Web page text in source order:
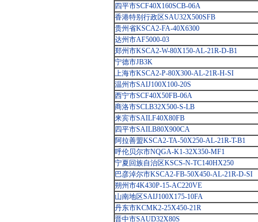
四平市SCF40X160SCB-06A
香港特别行政区SAU32X500SFB
贵州省KSCA2-FA-40X6300
达州市AF5000-03
郑州市KSCA2-W-80X150-AL-21R-D-B1
宁德市JB3K
上海市KSCA2-P-80X300-AL-21R-H-SI
温州市SAIJ100X100-20S
西宁市SCF40X50FB-06A
商洛市SCLB32X500-S-LB
来宾市SAILF40X80FB
四平市SAILB80X900CA
阿拉善盟KSCA2-TA-50X250-AL-21R-T-B1
呼伦贝尔市NQGA-K1-32X350-MF1
宁夏回族自治区KSCS-N-TC140HX250
巴彦淖尔市KSCA2-FB-50X450-AL-21R-D-SI
朔州市4K430P-15-AC220VE
山南地区SAIJ100X175-10FA
丹东市KCMK2-25X450-21R
晋中市SAUD32X80S